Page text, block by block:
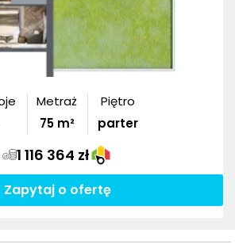
Metraż
75m²
Piętro
parter
1 116 364 zł
Zapytaj o ofertę